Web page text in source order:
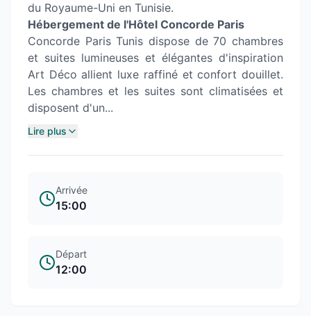
du Royaume-Uni en Tunisie.
Hébergement de l'Hôtel Concorde Paris
Concorde Paris Tunis dispose de 70 chambres
et suites lumineuses et élégantes d'inspiration
Art Déco allient luxe raffiné et confort douillet.
Les chambres et les suites sont climatisées et
disposent d'un...
Lire plus
Arrivée
15:00
Départ
12:00